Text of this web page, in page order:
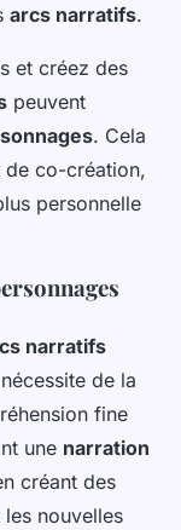
arcs narratifs.
et créez des
peuvent
. Cela
de co-création,
personnelle
narratifs
de la
fine
une narration
créant des
nouvelles